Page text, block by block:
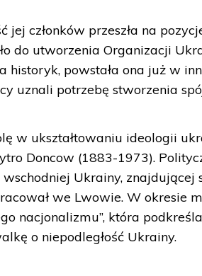
jej członków przeszła na
do utworzenia Organizacji
historyk, powstała ona już w
uznali potrzebę stworzenia
w ukształtowaniu ideologii
Doncow (1883-1973).
Ukrainy, znajdującej
we Lwowie. W okresie
nacjonalizmu”, która
o niepodległość Ukrainy.